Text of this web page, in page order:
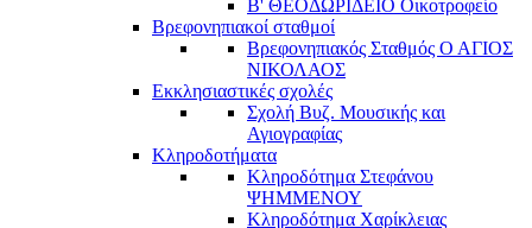
Β' ΘΕΟΔΩΡΙΔΕΙΟ Οικοτροφείο
Βρεφονηπιακοί σταθμοί
Βρεφονηπιακός Σταθμός Ο ΑΓΙΟΣ
ΝΙΚΟΛΑΟΣ
Εκκλησιαστικές σχολές
Σχολή Βυζ. Μουσικής και
Αγιογραφίας
Κληροδοτήματα
Κληροδότημα Στεφάνου
ΨΗΜΜΕΝΟΥ
Κληροδότημα Χαρίκλειας